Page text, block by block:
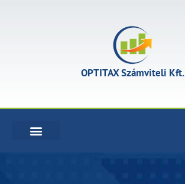
OPTITAX Számviteli Kft.